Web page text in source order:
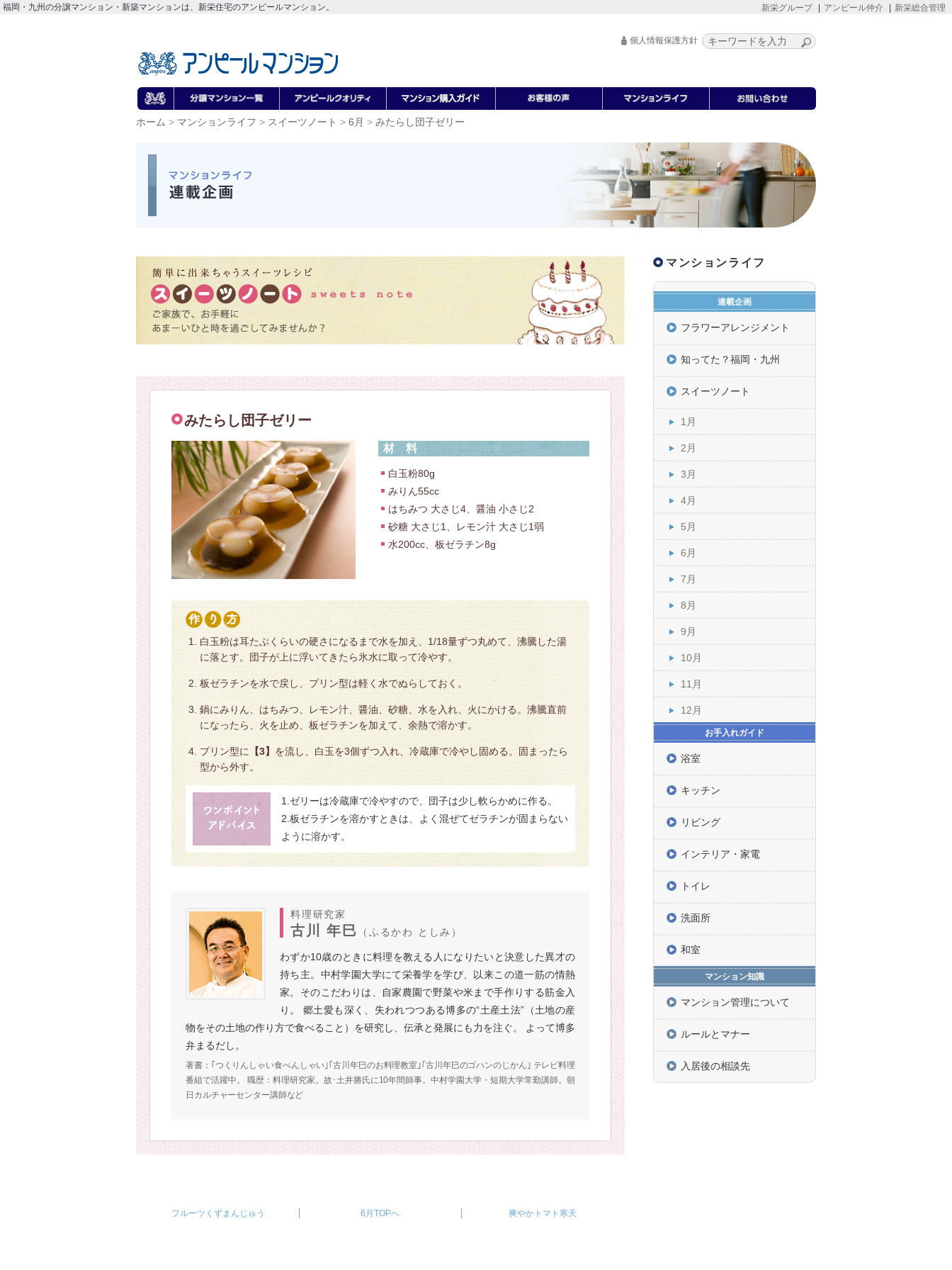
福岡・九州の分譲マンション・新築マンションは、新栄住宅のアンピールマンション。 新栄グループ アンピール仲介 新栄総合管理
個人情報保護方針
ホーム > マンションライフ > スイーツノート > 6月 > みたらし団子ゼリー
みたらし団子ゼリー
材料
白玉粉80g
みりん55cc
はちみつ 大さじ4、醤油 小さじ2
砂糖 大さじ1、レモン汁 大さじ1弱
水200cc、板ゼラチン8g
白玉粉は耳たぶくらいの硬さになるまで水を加え、1/18量ずつ丸めて、沸騰した湯
に落とす。団子が上に浮いてきたら氷水に取って冷やす。
板ゼラチンを水で戻し、プリン型は軽く水でぬらしておく。
鍋にみりん、はちみつ、レモン汁、醤油、砂糖、水を入れ、火にかける。沸騰直前
になったら、火を止め、板ゼラチンを加えて、余熱で溶かす。
プリン型に 【3】 を流し、白玉を3個ずつ入れ、冷蔵庫で冷やし固める。固まったら
型から外す。
1.ゼリーは冷蔵庫で冷やすので、団子は少し軟らかめに作る。
2.板ゼラチンを溶かすときは、よく混ぜてゼラチンが固まらない
ように溶かす。
料理研究家
古川 年巳 （ふるかわ としみ）
わずか10歳のときに料理を教える人になりたいと決意した異才の
持ち主。中村学園大学にて栄養学を学び、以来この道一筋の情熱
家。そのこだわりは、自家農園で野菜や米まで手作りする筋金入
り。 郷土愛も深く、失われつつある博多の“土産土法”（土地の産
物をその土地の作り方で食べること）を研究し、伝承と発展にも力を注ぐ。 よって博多
弁まるだし。
著書：｢つくりんしゃい食べんしゃい｣｢古川年巳のお料理教室｣｢古川年巳のゴハンのじかん｣ テレビ料理
番組で活躍中。 職歴：料理研究家。故･土井勝氏に10年間師事。中村学園大学・短期大学常勤講師。朝
日カルチャーセンター講師など
フルーツくずまんじゅう 6月TOPへ 爽やかトマト寒天
マンションライフ
連載企画
フラワーアレンジメント
知ってた？福岡・九州
スイーツノート
1月
2月
3月
4月
5月
6月
7月
8月
9月
10月
11月
12月
お手入れガイド
浴室
キッチン
リビング
インテリア・家電
トイレ
洗面所
和室
マンション知識
マンション管理について
ルールとマナー
入居後の相談先